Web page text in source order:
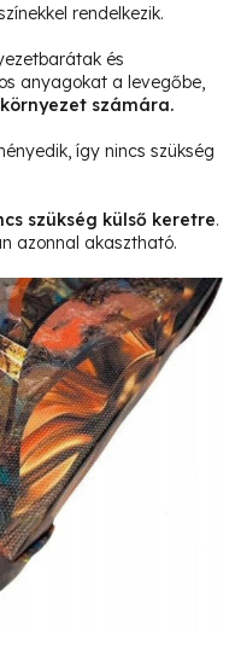
rendelkezik.
és
anyagokat a levegőbe,
számára.
így nincs szükség
szükség külső keretre.
azonnal akasztható.